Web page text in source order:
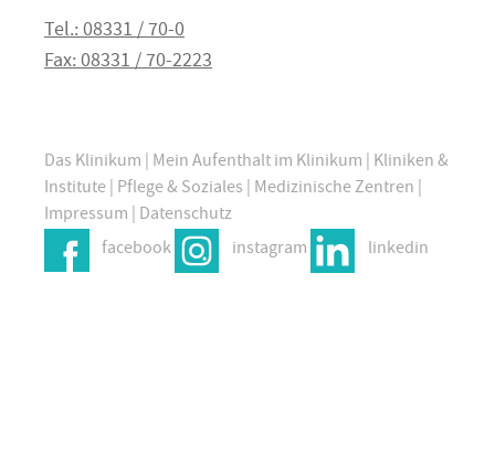
Tel.: 08331 / 70-0
Fax: 08331 / 70-2223
Das Klinikum Mein Aufenthalt im Klinikum Kliniken &
Institute Pflege & Soziales Medizinische Zentren
Impressum Datenschutz
facebook
instagram linkedin